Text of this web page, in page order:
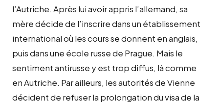
l’Autriche. Après lui avoir appris l’allemand, sa
mère décide de l’inscrire dans un établissement
international où les cours se donnent en anglais,
puis dans une école russe de Prague. Mais le
sentiment antirusse y est trop diffus, là comme
en Autriche. Par ailleurs, les autorités de Vienne
décident de refuser la prolongation du visa de la